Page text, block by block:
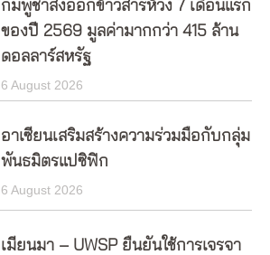
กัมพูชาส่งออกข้าวสารห้วง 7 เดือนแรก
ของปี 2569 มูลค่ามากกว่า 415 ล้าน
ดอลลาร์สหรัฐ
6 August 2026
อาเซียนเสริมสร้างความร่วมมือกับกลุ่ม
พันธมิตรแปซิฟิก
6 August 2026
เมียนมา – UWSP ยืนยันใช้การเจรจา